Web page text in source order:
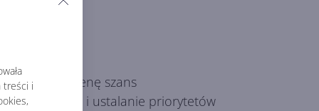
treści ioraz ocenę szans
raportów i ustalanie priorytetów